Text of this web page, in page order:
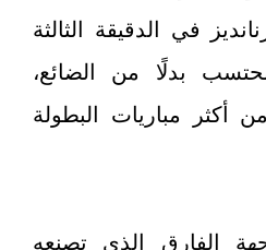
في الدقيقة الثالثة
بدلًا من الضائع،
أكثر مباريات البطولة
الفارق الذي تصنعه